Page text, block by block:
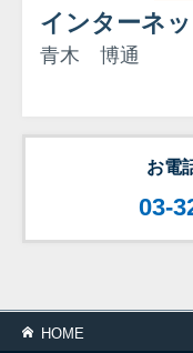
インターネ
青木 博通
お電
03-
HOME